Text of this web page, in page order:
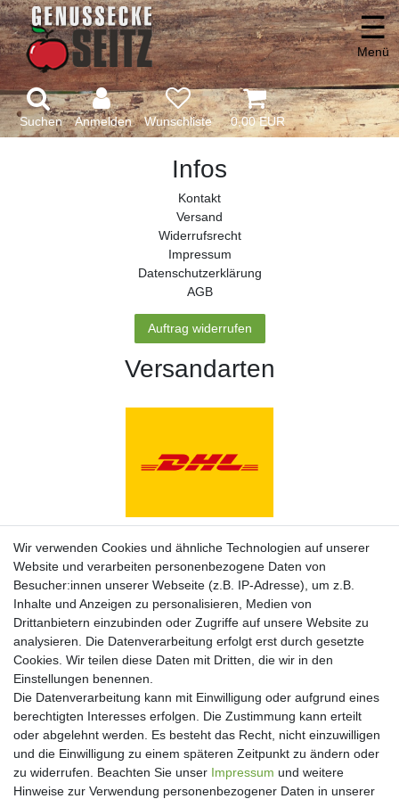
Suchen Anmelden 0,00 EUR
☰
Menü
Infos
Kontakt
Versand
Widerrufs­recht
Impressum
Daten­schutz­erklärung
AGB
Auftrag widerrufen
Versandarten
Zahlungsarten
Newsletter
Wir verwenden Cookies und ähnliche Technologien auf unserer
Website und verarbeiten personenbezogene Daten von
Besucher:innen unserer Webseite (z.B. IP-Adresse), um z.B.
Inhalte und Anzeigen zu personalisieren, Medien von
Drittanbietern einzubinden oder Zugriffe auf unsere Website zu
analysieren. Die Datenverarbeitung erfolgt erst durch gesetzte
Cookies. Wir teilen diese Daten mit Dritten, die wir in den
Einstellungen benennen.
Die Datenverarbeitung kann mit Einwilligung oder aufgrund eines
berechtigten Interesses erfolgen. Die Zustimmung kann erteilt
oder abgelehnt werden. Es besteht das Recht, nicht einzuwilligen
und die Einwilligung zu einem späteren Zeitpunkt zu ändern oder
zu widerrufen. Beachten Sie unser Impressum und weitere
Hinweise zur Verwendung personenbezogener Daten in unserer